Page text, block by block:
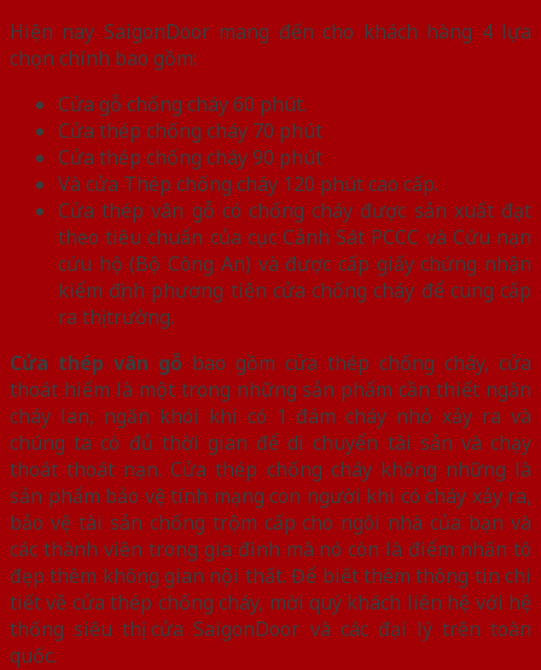
Hiện nay SaigonDoor mang đến cho khách hàng 4 lựa
chọn chính bao gồm:
Cửa gỗ chống cháy 60 phút.
Cửa thép chống cháy 70 phút
Cửa thép chống cháy 90 phút
Và cửa Thép chống cháy 120 phút cao cấp.
Cửa thép vân gỗ có chống cháy được sản xuất đạt
theo tiêu chuẩn của cục Cảnh Sát PCCC và Cứu nạn
cứu hộ (Bộ Công An) và được cấp giấy chứng nhận
kiểm định phương tiện cửa chống cháy để cung cấp
ra thị trường.
Cửa thép vân gỗ bao gồm cửa thép chống cháy, cửa
thoát hiểm là một trong những sản phẩm cần thiết ngăn
cháy lan, ngăn khói khi có 1 đám cháy nhỏ xảy ra và
chúng ta có đủ thời gian để di chuyển tài sản và chạy
thoát thoát nạn. Cửa thép chống cháy không những là
sản phẩm bảo vệ tính mạng con người khi có cháy xảy ra,
bảo vệ tài sản chống trộm cấp cho ngôi nhà của bạn và
các thành viên trong gia đình mà nó còn là điểm nhấn tô
đẹp thêm không gian nội thất. Để biết thêm thông tin chi
tiết về cửa thép chống cháy, mời quý khách liên hệ với hệ
thống siêu thị cửa SaigonDoor và các đại lý trên toàn
quốc.